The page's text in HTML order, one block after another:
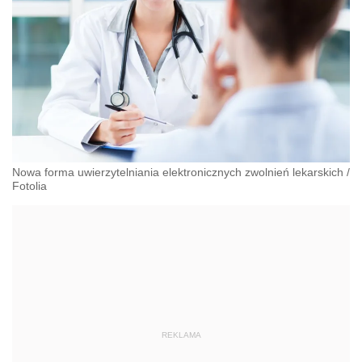
Nowa forma uwierzytelniania elektronicznych zwolnień lekarskich /
Fotolia